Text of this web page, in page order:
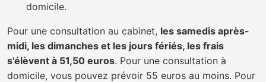
domicile.
Pour une consultation au cabinet, les samedis après-
midi, les dimanches et les jours fériés, les frais
s'élèvent à 51,50 euros. Pour une consultation à
domicile, vous pouvez prévoir 55 euros au moins. Pour